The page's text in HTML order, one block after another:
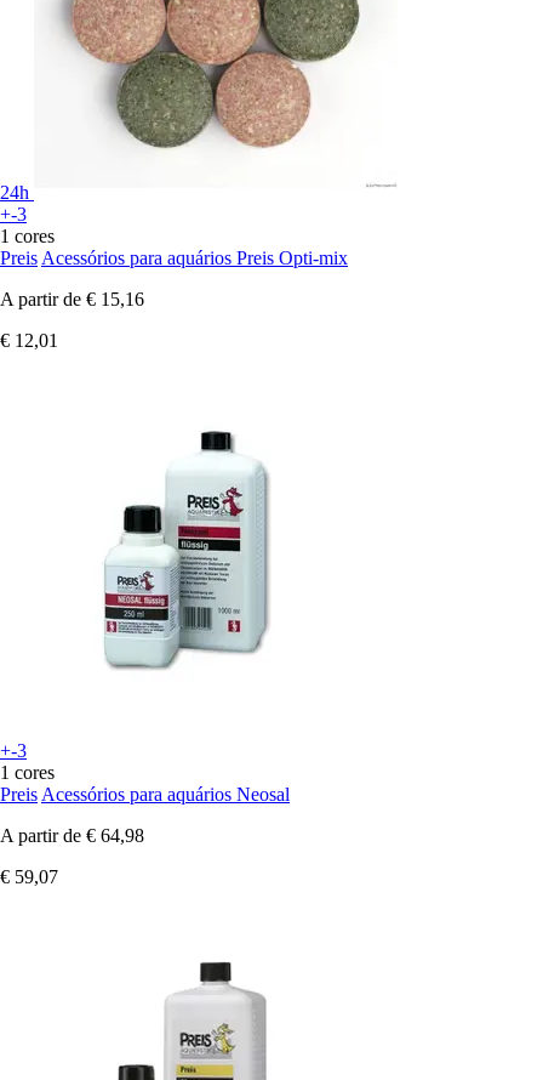
24h
+-3
1 cores
Preis Acessórios para aquários Preis Opti-mix
A partir de € 15,16
€ 12,01
+-3
1 cores
Preis Acessórios para aquários Neosal
A partir de € 64,98
€ 59,07